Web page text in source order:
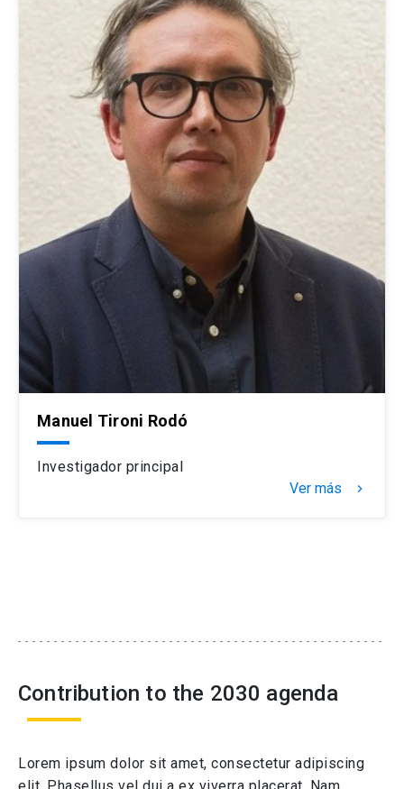
Manuel Tironi Rodó
Investigador principal
Ver más
navigate_next
Contribution to the 2030 agenda
Lorem ipsum dolor sit amet, consectetur adipiscing